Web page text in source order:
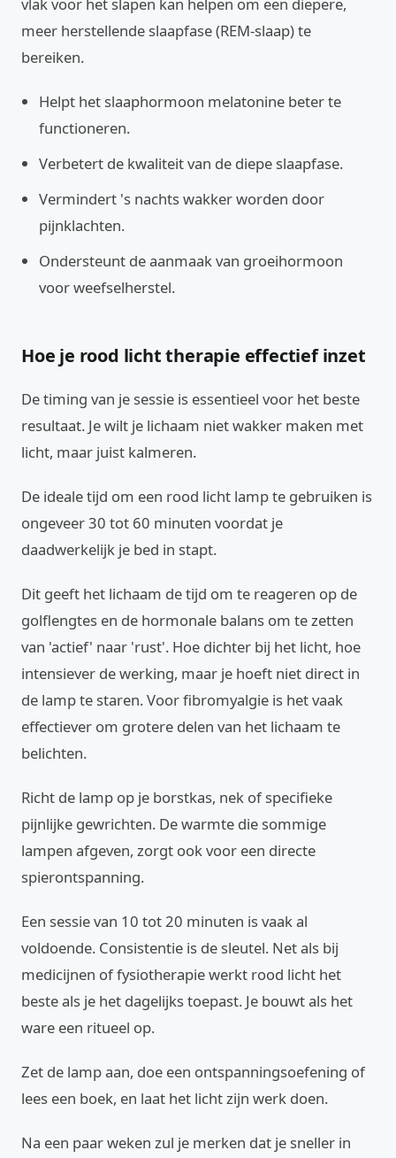
meer herstellende slaapfase (REM-slaap) te
bereiken.
Helpt het slaaphormoon melatonine beter te
functioneren.
Verbetert de kwaliteit van de diepe slaapfase.
Vermindert 's nachts wakker worden door
pijnklachten.
Ondersteunt de aanmaak van groeihormoon
voor weefselherstel.
Hoe je rood licht therapie effectief inzet
De timing van je sessie is essentieel voor het beste
resultaat. Je wilt je lichaam niet wakker maken met
licht, maar juist kalmeren.
De ideale tijd om een rood licht lamp te gebruiken is
ongeveer 30 tot 60 minuten voordat je
daadwerkelijk je bed in stapt.
Dit geeft het lichaam de tijd om te reageren op de
golflengtes en de hormonale balans om te zetten
van 'actief' naar 'rust'. Hoe dichter bij het licht, hoe
intensiever de werking, maar je hoeft niet direct in
de lamp te staren. Voor fibromyalgie is het vaak
effectiever om grotere delen van het lichaam te
belichten.
Richt de lamp op je borstkas, nek of specifieke
pijnlijke gewrichten. De warmte die sommige
lampen afgeven, zorgt ook voor een directe
spierontspanning.
Een sessie van 10 tot 20 minuten is vaak al
voldoende. Consistentie is de sleutel. Net als bij
medicijnen of fysiotherapie werkt rood licht het
beste als je het dagelijks toepast. Je bouwt als het
ware een ritueel op.
Zet de lamp aan, doe een ontspanningsoefening of
lees een boek, en laat het licht zijn werk doen.
Na een paar weken zul je merken dat je sneller in